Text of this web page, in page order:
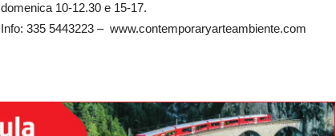
domenica 10-12.30 e 15-17.
Info: 335 5443223 – www.contemporaryarteambiente.com